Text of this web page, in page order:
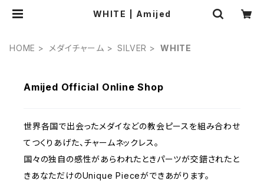
WHITE | Amijed
HOME メダイチャーム SILVER WHITE
Amijed Official Online Shop
世界各国で出会ったメダイなどの教会ピースを組み合わせ
てつくりあげた、チャームネックレス。
国々の独自の感性があらわれたときパーツが交錯されたと
きあなただけのUnique Pieceができあがります。